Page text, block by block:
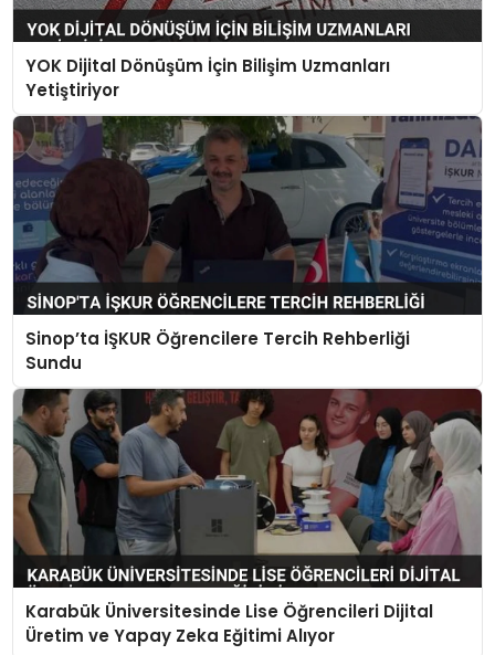
YOK Dijital Dönüşüm İçin Bilişim Uzmanları
Yetiştiriyor
Sinop’ta İŞKUR Öğrencilere Tercih Rehberliği
Sundu
Karabük Üniversitesinde Lise Öğrencileri Dijital
Üretim ve Yapay Zeka Eğitimi Alıyor